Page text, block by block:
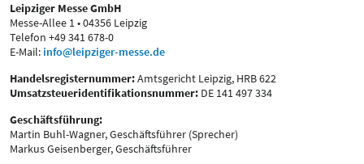
Leipziger Messe GmbH
Messe-Allee 1 • 04356 Leipzig
Telefon +49 341 678-0
E-Mail: info@leipziger-messe.de
Handelsregisternummer:Amtsgericht Leipzig, HRB 622
Umsatzsteueridentifikationsnummer: DE 141 497 334
Geschäftsführung:
Martin Buhl-Wagner, Geschäftsführer (Sprecher)
Markus Geisenberger, Geschäftsführer